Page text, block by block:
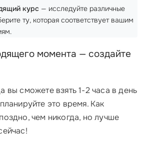
курс — исследуйте различные
ту, которая соответствует вашим
момента — создайте
вы сможете взять 1-2 часа в день
это время. Как
чем никогда, но лучше